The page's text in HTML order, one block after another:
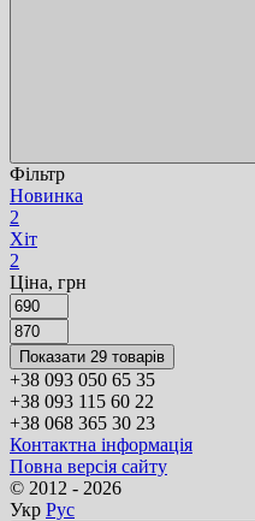
Фільтр
Новинка
2
Хіт
2
Ціна, грн
Показати 29 товарів
+38 093 050 65 35
+38 093 115 60 22
+38 068 365 30 23
Контактна інформація
Повна версія сайту
© 2012 - 2026
Укр Рус